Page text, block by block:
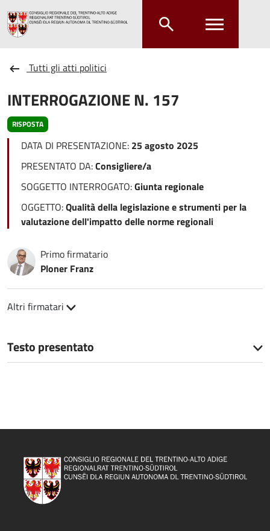
Tutti gli atti politici
INTERROGAZIONE N. 157
RISPOSTA
DATA DI PRESENTAZIONE: 25 agosto 2025
PRESENTATO DA:Consigliere/a
SOGGETTO INTERROGATO:Giunta regionale
OGGETTO:Qualità della legislazione e strumenti per la
valutazione dell'impatto delle norme regionali
Primo firmatario
Ploner Franz
Altri firmatari
Testo presentato